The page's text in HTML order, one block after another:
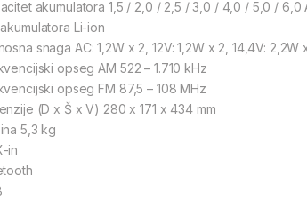
akumulatora 1,5 / 2,0 / 2,5 / 3,0 / 4,0 / 5,0 / 6,0
Li-ion
snaga AC: 1,2W x 2, 12V: 1,2W x 2, 14,4V:
opseg AM 522 – 1.710 kHz
opseg FM 87,5 – 108 MHz
(D x Š x V) 280 x 171 x 434 mm
5,3 kg
in